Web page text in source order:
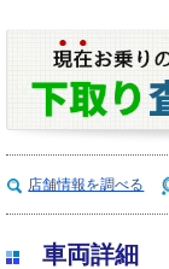
店舗情報を調べる
車両詳細